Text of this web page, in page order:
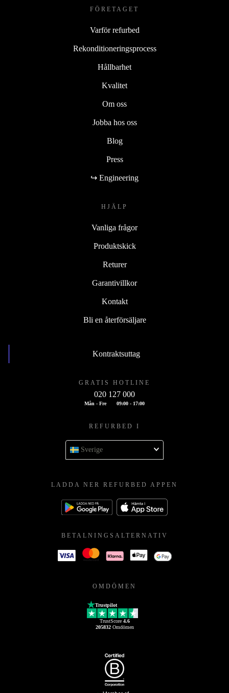
FÖRETAGET
Varför refurbed
Rekonditioneringsprocess
Hållbarhet
Kvalitet
Om oss
Jobba hos oss
Blog
Press
↪ Engineering
HJÄLP
Vanliga frågor
Produktskick
Returer
Garantivillkor
Kontakt
Bli en återförsäljare
Kontraktsuttag
GRATIS HOTLINE
020 127 000
Mån - Fre 09:00 - 17:00
REFURBED I
Sverige
LADDA NER REFURBED APPEN
BETALNINGSALTERNATIV
OMDÖMEN
Trustpilot
TrustScore 4.6
205832Omdömen